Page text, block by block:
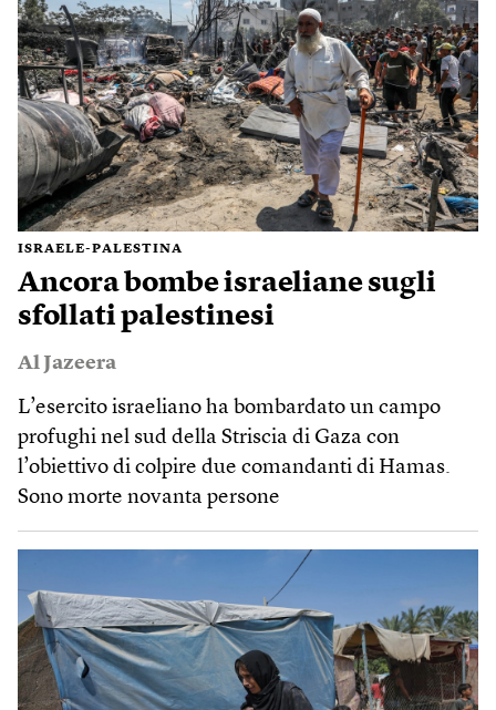
ISRAELE-PALESTINA
Ancora bombe israeliane sugli
sfollati palestinesi
Al Jazeera
L’esercito israeliano ha bombardato un campo
profughi nel sud della Striscia di Gaza con
l’obiettivo di colpire due comandanti di Hamas.
Sono morte novanta persone